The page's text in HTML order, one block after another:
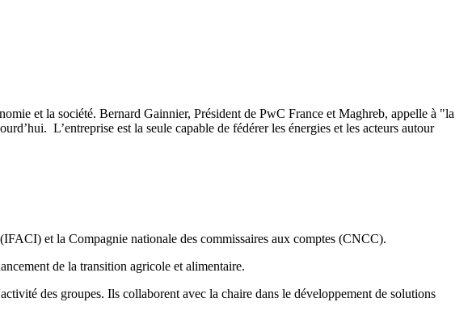
et la société. Bernard Gainnier, Président de PwC France et Maghreb, appelle à "la
L’entreprise est la seule capable de fédérer les énergies et les acteurs autour
et la Compagnie nationale des commissaires aux comptes (CNCC).
de la transition agricole et alimentaire.
des groupes. Ils collaborent avec la chaire dans le développement de solutions